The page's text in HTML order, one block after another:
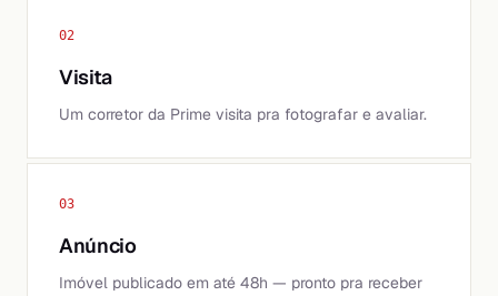
02
Visita
Um corretor da Prime visita pra fotografar e avaliar.
03
Anúncio
Imóvel publicado em até 48h — pronto pra receber